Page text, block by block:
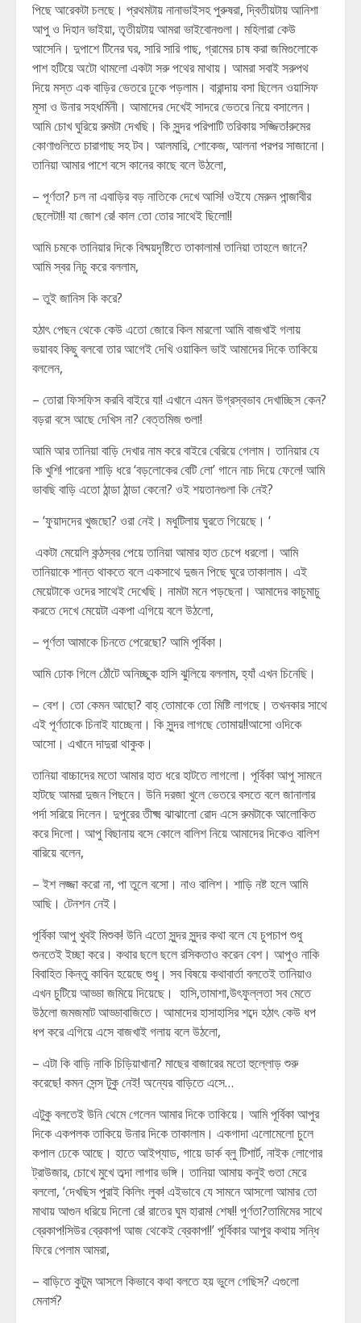
পিছে আরেকটা চলছে। প্রথমটায় নানাভাইসহ পুরুষরা, দ্বিতীয়টায় আনিশা
আপু ও দিহান ভাইয়া, তৃতীয়টায় আমরা ভাইবোনগুলা। মহিলারা কেউ
আসেনি। দুপাশে টিনের ঘর, সারি সারি গাছ, গ্রামের চাষ করা জমিগুলোকে
পাশ হটিয়ে অটো থামলো একটা সরু পথের মাথায়। আমরা সবাই সরুপথ
দিয়ে মস্ত এক বাড়ির ভেতরে ঢুকে পড়লাম। বারান্দায় বসা ছিলেন ওয়াসিফ
মূসা ও উনার সহধর্মিনী। আমাদের দেখেই সাদরে ভেতরে নিয়ে বসালেন।
আমি চোখ ঘুরিয়ে রুমটা দেখছি। কি সুন্দর পরিপাটি তরিকায় সজ্জিত!রুমের
কোণাগুলিতে চারাগাছ সহ টব। আলমারি, শোকেজ, আলনা পরপর সাজানো।
তানিয়া আমার পাশে বসে কানের কাছে বলে উঠলো,
– পূর্ণতা? চল না এবাড়ির বড় নাতিকে দেখে আসি! ওইযে মেরুন পান্জাবীর
ছেলেটা!! যা জোশ রে! কাল তো তোর সাথেই ছিলো!!
আমি চমকে তানিয়ার দিকে বিষ্ময়দৃষ্টিতে তাকালাম! তানিয়া তাহলে জানে?
আমি স্বর নিচু করে বললাম,
– তুই জানিস কি করে?
হঠাৎ পেছন থেকে কেউ এতো জোরে কিল মারলো আমি বাজখাই গলায়
ভয়াবহ কিছু বলবো তার আগেই দেখি ওয়াকিল ভাই আমাদের দিকে তাকিয়ে
বললেন,
– তোরা ফিসফিস করবি বাইরে যা! এখানে এমন উগ্রস্বভাব দেখাচ্ছিস কেন?
বড়রা বসে আছে দেখিস না? বেত্তমিজ গুলা!
আমি আর তানিয়া বাড়ি দেখার নাম করে বাইরে বেরিয়ে গেলাম। তানিয়ার যে
কি খুশি! পারেনা শাড়ি ধরে ‘বড়লোকের বেটি লো’ গানে নাচ দিয়ে ফেলে! আমি
ভাবছি বাড়ি এতো ঠান্ডা ঠান্ডা কেনো? ওই শয়তানগুলা কি নেই?
– ‘ফুয়াদদের খুজছো? ওরা নেই। মধুটিলায় ঘুরতে গিয়েছে। ‘
একটা মেয়েলি কন্ঠস্বর পেয়ে তানিয়া আমার হাত চেপে ধরলো। আমি
তানিয়াকে শান্ত থাকতে বলে একসাথে দুজন পিছে ঘুরে তাকালাম। এই
মেয়েটাকে ওদের সাথেই দেখেছি। নামটা মনে পড়ছেনা। আমাদের কাচুমাচু
করতে দেখে মেয়েটা একপা এগিয়ে বলে উঠলো,
– পূর্ণতা আমাকে চিনতে পেরেছো? আমি পূর্বিকা।
আমি ঢোক গিলে ঠোঁটে অনিচ্ছুক হাসি ঝুলিয়ে বললাম, হ্যাঁ এখন চিনেছি।
– বেশ। তো কেমন আছো? বাহ্ তোমাকে তো মিষ্টি লাগছে। তখনকার সাথে
এই পূর্ণতাকে চিনাই যাচ্ছেনা। কি সুন্দর লাগছে তোমায়!!আসো ওদিকে
আসো। এখানে দাদুরা থাকুক।
তানিয়া বাচ্চাদের মতো আমার হাত ধরে হাটতে লাগলো। পূর্বিকা আপু সামনে
হাটছে আমরা দুজন পিছনে। উনি দরজা খুলে ভেতরে বসতে বলে জানালার
পর্দা সরিয়ে দিলেন। দুপুরের তীক্ষ্ম ঝাঝালো রোদ এসে রুমটাকে আলোকিত
করে দিলো। আপু বিছানায় বসে কোলে বালিশ নিয়ে আমাদের দিকেও বালিশ
বারিয়ে বলেন,
– ইশ লজ্জা করো না, পা তুলে বসো। নাও বালিশ। শাড়ি নষ্ট হলে আমি
আছি। টেনশন নেই।
পূর্বিকা আপু খুবই মিশুক! উনি এতো সুন্দর সুন্দর কথা বলে যে চুপচাপ শুধু
শুনতেই ইচ্ছা করে। কথার ছলে ছলে রসিকতাও করেন বেশ। আপুও নাকি
বিবাহিত কিন্তু কাবিন হয়েছে শুধু। সব বিষয়ে কথাবার্তা বলতেই তানিয়াও
এখন চুটিয়ে আড্ডা জমিয়ে দিয়েছে। হাসি,তামাশা,উৎফুল্লতা সব মেতে
উঠলো জমজমাট আড্ডাবাজিতে। আমাদের হাসাহাসির শব্দে হঠাৎ কেউ ধপ
ধপ করে এগিয়ে এসে বাজখাই গলায় বলে উঠলো,
– এটা কি বাড়ি নাকি চিড়িয়াখানা? মাছের বাজারের মতো হুল্লোড় শুরু
করেছে! কমন সেন্স টুকু নেই! অন্যের বাড়িতে এসে…
এটুকু বলতেই উনি থেমে গেলেন আমার দিকে তাকিয়ে। আমি পূর্বিকা আপুর
দিকে একপলক তাকিয়ে উনার দিকে তাকালাম। একগাদা এলোমেলো চুলে
কপাল ঢেকে আছে। হাতে আইপ্যাড, গায়ে ডার্ক ব্লু টিশার্ট, নাইক লোগোর
ট্রাউজার, চোখে মুখে তব্দা লাগার ভঙ্গি। তানিয়া আমায় কনুই গুতা মেরে
বললো, ‘দেখছিস পুরাই কিলিং লুক! এইভাবে যে সামনে আসলো আমার তো
মাথায় আগুন ধরিয়ে দিলো রে! রাতের ঘুম হারাম! শেষ!! পূর্ণতা?তামিমের সাথে
ব্রেকাপ!সিউর ব্রেকাপ! আজ থেকেই ব্রেকাপ!!’ পূর্বিকার আপুর কথায় সন্ধি
ফিরে পেলাম আমরা,
– বাড়িতে কুটুম আসলে কিভাবে কথা বলতে হয় ভুলে গেছিস? এগুলো
মেনার্স?